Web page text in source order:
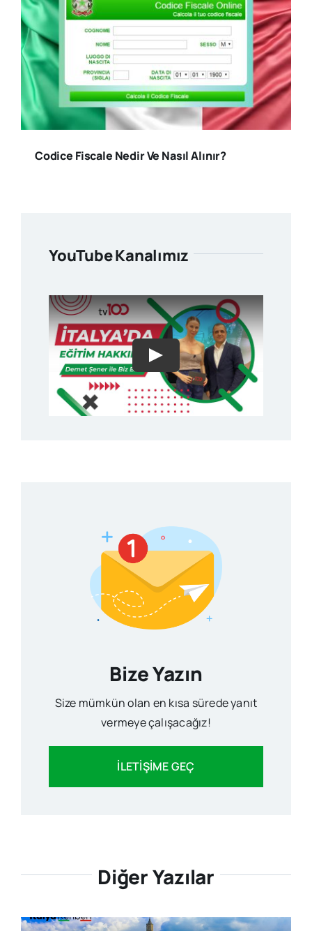
Codice Fiscale Nedir Ve Nasıl Alınır?
YouTube Kanalımız
Bize Yazın
Size mümkün olan en kısa sürede yanıt
vermeye çalışacağız!
İLETİŞİME GEÇ
Diğer Yazılar